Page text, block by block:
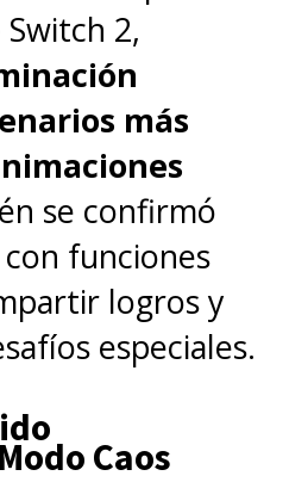
"Pride
dondeel actor
y experiencias
gay, las cuales
muy
demuestran
cambiado en
2,
más
se confirmó
funciones
logros y
especiales.
Caos